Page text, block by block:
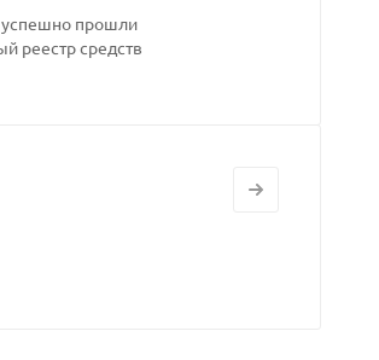
успешно прошли
реестр средств